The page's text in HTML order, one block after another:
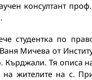
консултант
студентка по
Мичева от
Кърджали. Тя описа
жителите на с.